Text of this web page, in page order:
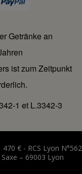
Getränke an
ist zum Zeitpunkt
1 et L.3342-3
€ - RCS Lyon N°562
– 69003 Lyon